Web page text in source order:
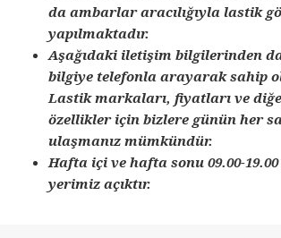
da ambarlar aracılığıyla lastik
yapılmaktadır.
Aşağıdaki iletişim bilgilerinden
bilgiye telefonla arayarak sahip
Lastik markaları, fiyatları ve
özellikler için bizlere günün her
ulaşmanız mümkündür.
Hafta içi ve hafta sonu 09.00-
yerimiz açıktır.